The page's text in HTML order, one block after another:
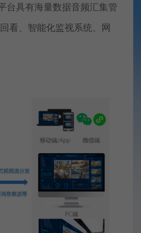
台具有海量数据音频汇集管
看、智能化监视系统、网